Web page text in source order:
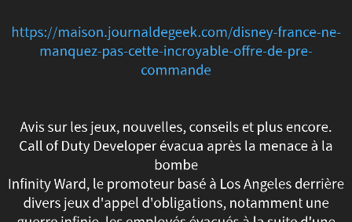
https://maison.journaldegeek.com/disney-france-ne-
manquez-pas-cette-incroyable-offre-de-pre-
commande
Avis sur les jeux, nouvelles, conseils et plus encore.
Call of Duty Developer évacua après la menace à la
bombe
Infinity Ward, le promoteur basé à Los Angeles derrière
divers jeux d'appel d'obligations, notamment une
offre-
de-
commande
Avis
sur